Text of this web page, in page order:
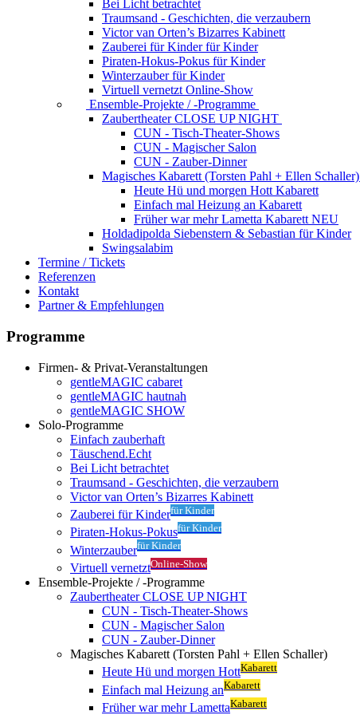
Bei Licht betrachtet
Traumsand - Geschichten, die verzaubern
Victor van Orten’s Bizarres Kabinett
Zauberei für Kinder für Kinder
Piraten-Hokus-Pokus für Kinder
Winterzauber für Kinder
Virtuell vernetzt Online-Show
Ensemble-Projekte / -Programme
Zaubertheater CLOSE UP NIGHT
CUN - Tisch-Theater-Shows
CUN - Magischer Salon
CUN - Zauber-Dinner
Magisches Kabarett (Torsten Pahl + Ellen Schaller)
Heute Hü und morgen Hott Kabarett
Einfach mal Heizung an Kabarett
Früher war mehr Lametta Kabarett NEU
Holdadipolda Siebenstern & Sebastian für Kinder
Swingsalabim
Termine / Tickets
Referenzen
Kontakt
Partner & Empfehlungen
Programme
Firmen- & Privat-Veranstaltungen
gentleMAGIC cabaret
gentleMAGIC hautnah
gentleMAGIC SHOW
Solo-Programme
Einfach zauberhaft
Täuschend.Echt
Bei Licht betrachtet
Traumsand - Geschichten, die verzaubern
Victor van Orten’s Bizarres Kabinett
Zauberei für Kinderfür Kinder
Piraten-Hokus-Pokusfür Kinder
Winterzauberfür Kinder
Virtuell vernetztOnline-Show
Ensemble-Projekte / -Programme
Zaubertheater CLOSE UP NIGHT
CUN - Tisch-Theater-Shows
CUN - Magischer Salon
CUN - Zauber-Dinner
Magisches Kabarett (Torsten Pahl + Ellen Schaller)
Heute Hü und morgen HottKabarett
Einfach mal Heizung anKabarett
Früher war mehr LamettaKabarett